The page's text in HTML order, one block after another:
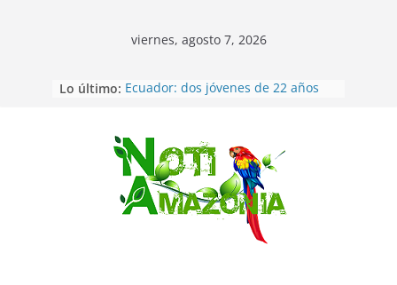
Saltar
viernes, agosto 7, 2026
Lo último: Ecuador: dos jóvenes de 22 años
Sentencian a 34 años de prisión a
implicados en caso de Alison,
oriunda de Tena
Vozinha, el arquero sensación de
cabo Verde, ya llegó para
incorporarse a Colo Colo de Chile
Pastaza: la parroquia Diez de